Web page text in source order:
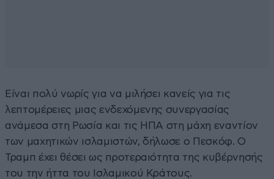
Είναι πολύ νωρίς για να μιλήσει κανείς για τις
λεπτομέρειες μιας ενδεχόμενης συνεργασίας
ανάμεσα στη Ρωσία και τις ΗΠΑ στη μάχη εναντίον
των μαχητικών ισλαμιστών, δήλωσε ο Πεσκόφ. Ο
Τραμπ έχει θέσει ως προτεραιότητα της κυβέρνησής
του την ήττα του Ισλαμικού Κράτους.